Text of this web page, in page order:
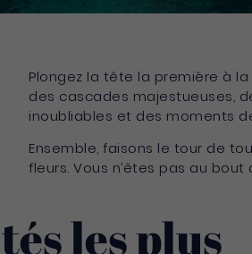
Plongez la tête la première à la
des cascades majestueuses,
inoubliables et des moments
Ensemble, faisons le tour de
fleurs. Vous n’êtes pas au bout
les plus